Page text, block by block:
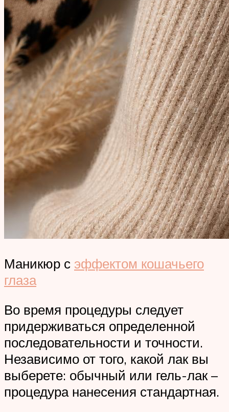
Маникюр с эффектом кошачьего
глаза
Во время процедуры следует
придерживаться определенной
последовательности и точности.
Независимо от того, какой лак вы
выберете: обычный или гель-лак –
процедура нанесения стандартная.